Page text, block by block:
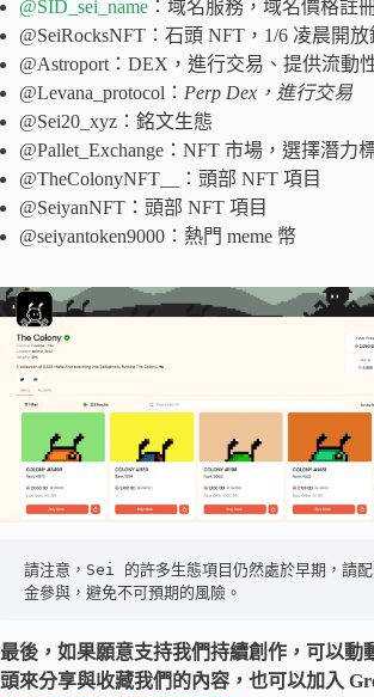
@SID_sei_name ：域名服務，域名價格註
@SeiRocksNFT：石頭 NFT，1/6 凌晨開放
@Astroport：DEX，進行交易、提供流動
@Levana_protocol： Perp Dex，進行交易
@Sei20_xyz：銘文生態
@Pallet_Exchange：NFT 市場，選擇潛力
@TheColonyNFT__：頭部 NFT 項目
@SeiyanNFT：頭部 NFT 項目
@seiyantoken9000：熱門 meme 幣
請注意，Sei 的許多生態項目仍然處於早期，請
金參與，避免不可預期的風險。
最後，如果願意支持我們持續創作，可以動
頭來分享與收藏我們的內容，也可以加入